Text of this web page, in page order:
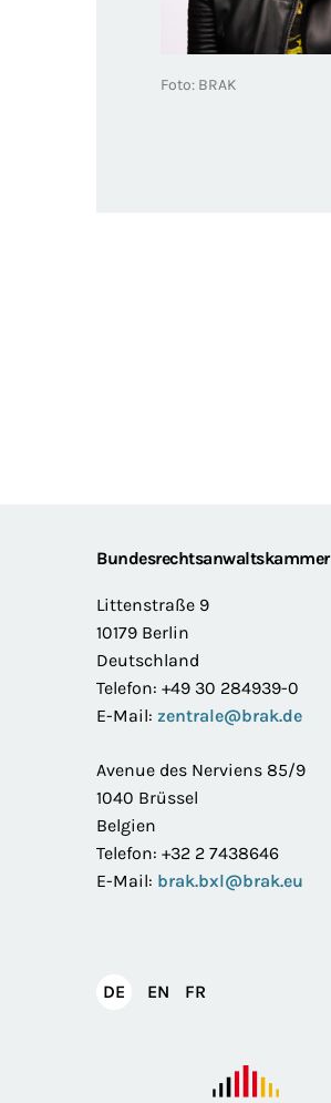
Foto: BRAK
FooterBundesrechtsanwaltskammer
Littenstraße 9
10179 Berlin
Deutschland
Telefon: +49 30 284939-0
E-Mail: zentrale@brak.de
Avenue des Nerviens 85/9
1040 Brüssel
Belgien
Telefon: +32 2 7438646
E-Mail: brak.bxl@brak.eu
DEDeutsch
EN English
FR